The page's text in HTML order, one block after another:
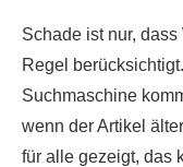
Schade ist nur,
Regel
Suchmaschine
wenn der Artikel
für alle gezeigt, das